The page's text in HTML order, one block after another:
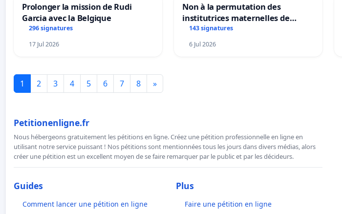
Prolonger la mission de Rudi
Garcia avec la Belgique
296 signatures
17 Jul 2026
Non à la permutation des
institutrices maternelles de
Bléharies et Laplaigne !
Préservons la stabilité de nos
enfants.
143 signatures
6 Jul 2026
1 2 3 4 5 6 7 8 »
Petitionenligne.fr
Nous hébergeons gratuitement les pétitions en ligne. Créez une pétition professionnelle en ligne en
utilisant notre service puissant ! Nos pétitions sont mentionnées tous les jours dans divers médias, alors
créer une pétition est un excellent moyen de se faire remarquer par le public et par les décideurs.
Guides
Comment lancer une pétition en ligne
Plus
Faire une pétition en ligne